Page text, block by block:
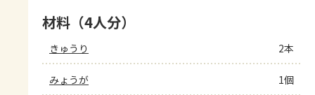
材料（4人分）
きゅうり 2本
みょうが 1個